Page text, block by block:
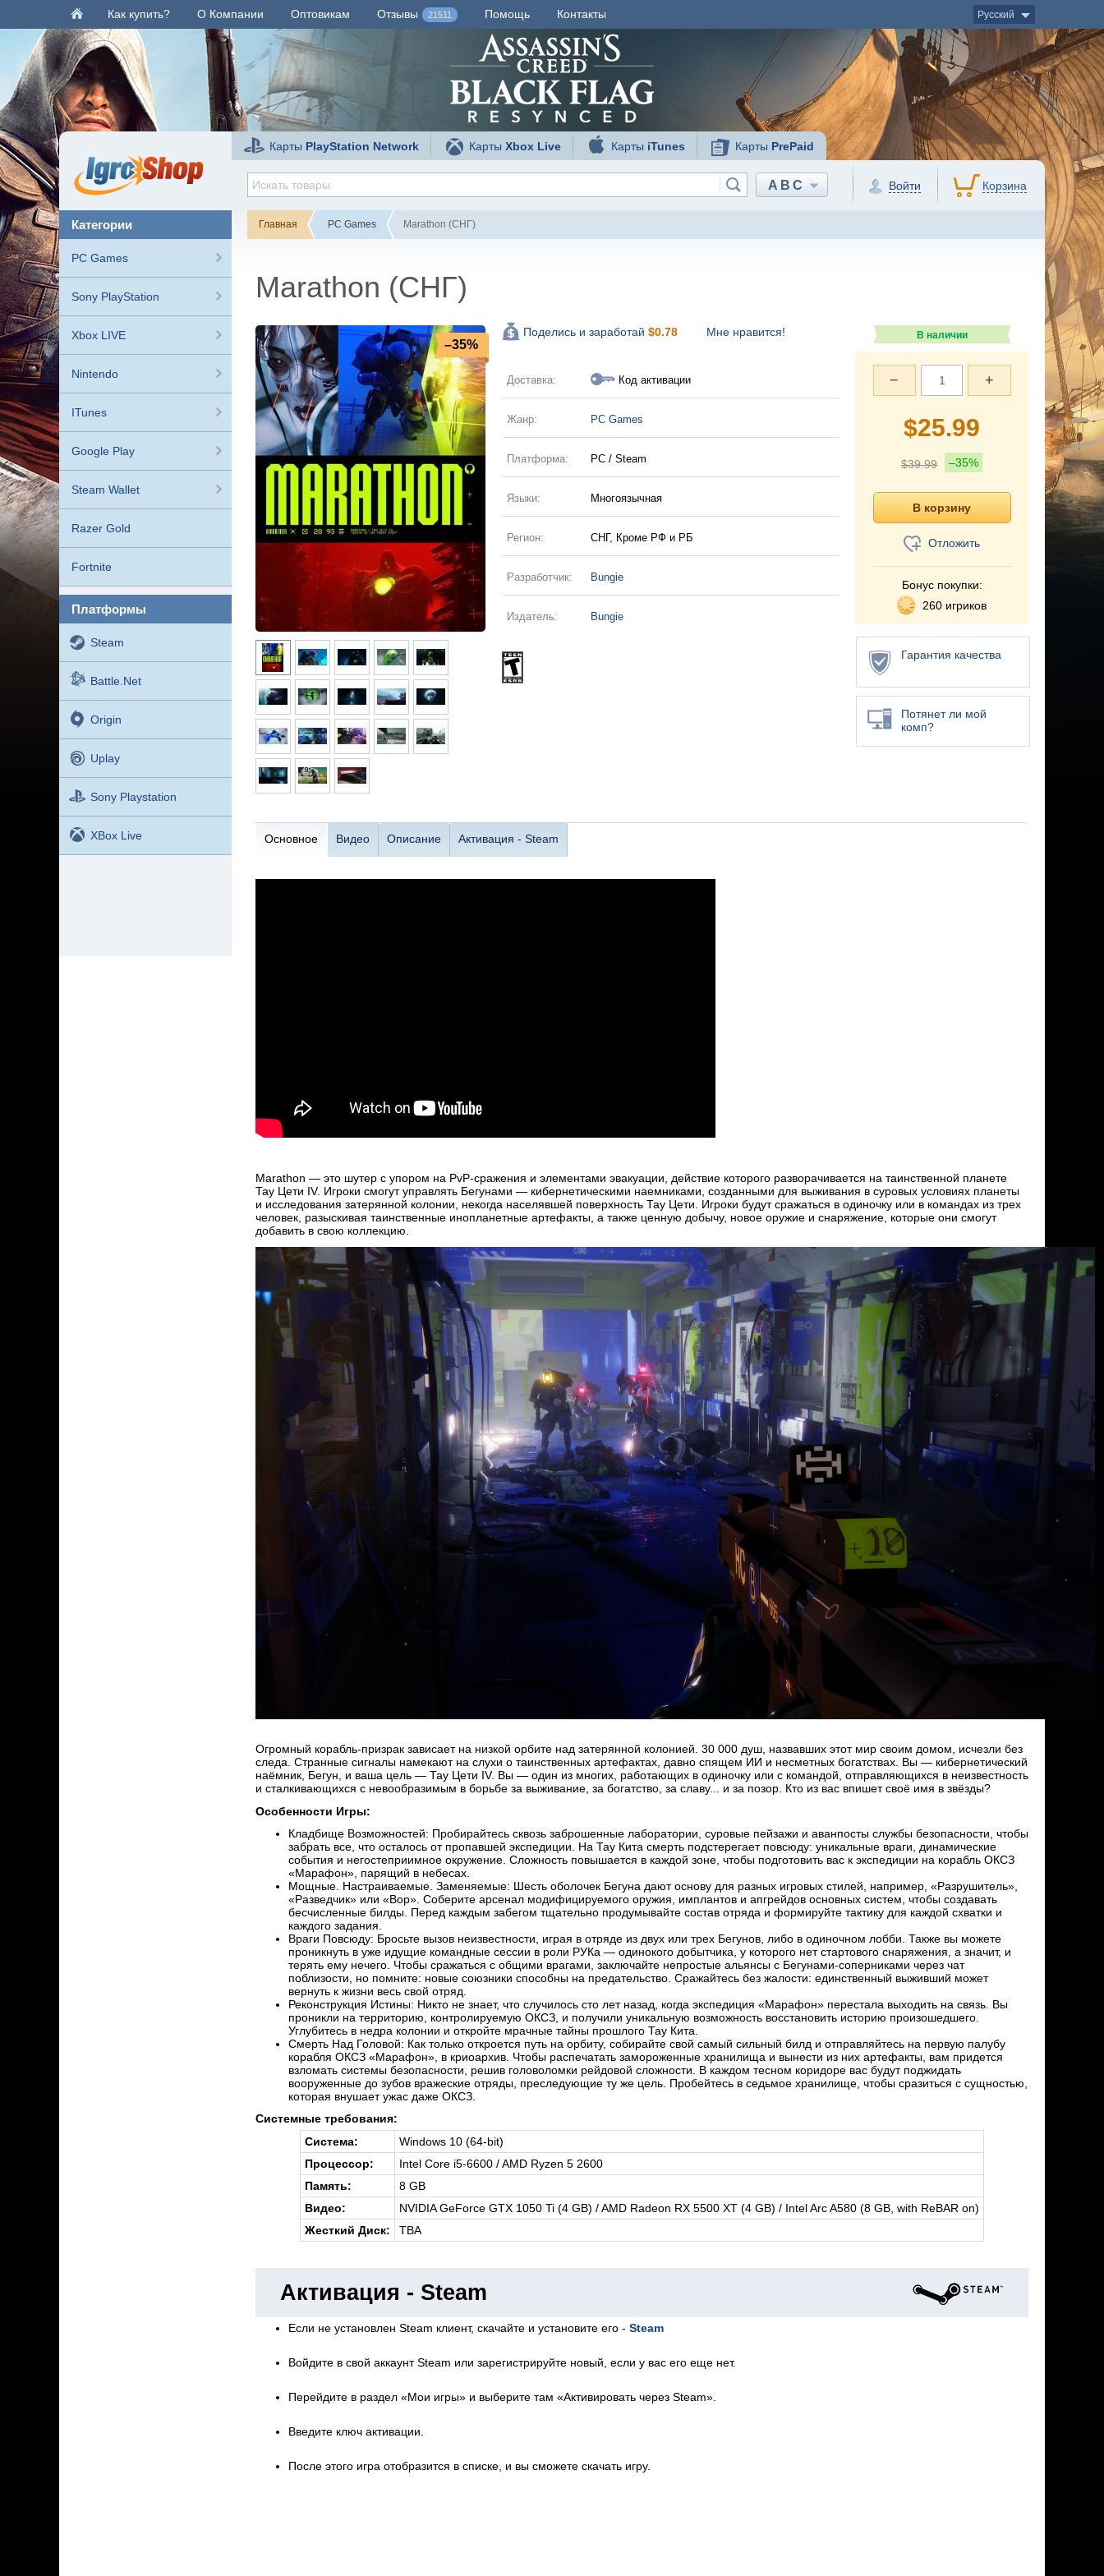
Как купить? О Компании Оптовикам Отзывы 21511 Помощь Контакты Русский
Карты PlayStation Network КартыXbox Live Карты iTunes Карты PrePaid
ABC Войти Корзина
категории
PC Games
Sony PlayStation
Xbox LIVE
Nintendo
ITunes
Google Play
Steam Wallet
Razer Gold
Fortnite
платформы
Steam
Battle.net
Origin
Uplay
Sony Playstation
XBox Live
Главная PC Games Marathon (СНГ)
Marathon (СНГ)
–35%
Мне нравится!
Поделись и заработай $0.78
Доставка: Код активации
Жанр: PC Games
Платформа: PC / Steam
Языки: Многоязычная
Регион: СНГ, Кроме РФ и РБ
Разработчик: Bungie
Издатель: Bungie
В наличии
+
−
$25.99
$39.99 –35%
Отложить
Бонус покупки:
260 игриков
Гарантия качества
Потянет ли мой
комп?
Основное Видео Описание Активация - Steam
Marathon — это шутер с упором на PvP-сражения и элементами эвакуации, действие которого разворачивается на таинственной планете
Тау Цети IV. Игроки смогут управлять Бегунами — кибернетическими наемниками, созданными для выживания в суровых условиях планеты
и исследования затерянной колонии, некогда населявшей поверхность Тау Цети. Игроки будут сражаться в одиночку или в командах из трех
человек, разыскивая таинственные инопланетные артефакты, а также ценную добычу, новое оружие и снаряжение, которые они смогут
добавить в свою коллекцию.
Огромный корабль-призрак зависает на низкой орбите над затерянной колонией. 30 000 душ, назвавших этот мир своим домом, исчезли без
следа. Странные сигналы намекают на слухи о таинственных артефактах, давно спящем ИИ и несметных богатствах. Вы — кибернетический
наёмник, Бегун, и ваша цель — Тау Цети IV. Вы — один из многих, работающих в одиночку или с командой, отправляющихся в неизвестность
и сталкивающихся с невообразимым в борьбе за выживание, за богатство, за славу... и за позор. Кто из вас впишет своё имя в звёзды?
Особенности Игры:
Кладбище Возможностей: Пробирайтесь сквозь заброшенные лаборатории, суровые пейзажи и аванпосты службы безопасности, чтобы
забрать все, что осталось от пропавшей экспедиции. На Тау Кита смерть подстерегает повсюду: уникальные враги, динамические
события и негостеприимное окружение. Сложность повышается в каждой зоне, чтобы подготовить вас к экспедиции на корабль ОКСЗ
«Марафон», парящий в небесах.
Мощные. Настраиваемые. Заменяемые: Шесть оболочек Бегуна дают основу для разных игровых стилей, например, «Разрушитель»,
«Разведчик» или «Вор». Соберите арсенал модифицируемого оружия, имплантов и апгрейдов основных систем, чтобы создавать
бесчисленные билды. Перед каждым забегом тщательно продумывайте состав отряда и формируйте тактику для каждой схватки и
каждого задания.
Враги Повсюду: Бросьте вызов неизвестности, играя в отряде из двух или трех Бегунов, либо в одиночном лобби. Также вы можете
проникнуть в уже идущие командные сессии в роли РУКа — одинокого добытчика, у которого нет стартового снаряжения, а значит, и
терять ему нечего. Чтобы сражаться с общими врагами, заключайте непростые альянсы с Бегунами-соперниками через чат
поблизости, но помните: новые союзники способны на предательство. Сражайтесь без жалости: единственный выживший может
вернуть к жизни весь свой отряд.
Реконструкция Истины: Никто не знает, что случилось сто лет назад, когда экспедиция «Марафон» перестала выходить на связь. Вы
проникли на территорию, контролируемую ОКСЗ, и получили уникальную возможность восстановить историю произошедшего.
Углубитесь в недра колонии и откройте мрачные тайны прошлого Тау Кита.
Смерть Над Головой: Как только откроется путь на орбиту, собирайте свой самый сильный билд и отправляйтесь на первую палубу
корабля ОКСЗ «Марафон», в криоархив. Чтобы распечатать замороженные хранилища и вынести из них артефакты, вам придется
взломать системы безопасности, решив головоломки рейдовой сложности. В каждом тесном коридоре вас будут поджидать
вооруженные до зубов вражеские отряды, преследующие ту же цель. Пробейтесь в седьмое хранилище, чтобы сразиться с сущностью,
которая внушает ужас даже ОКСЗ.
Системные требования:
Система:
Windows 10 (64-bit)
Процессор:
Intel Core i5-6600 / AMD Ryzen 5 2600
Память:
8 GB
Видео:
NVIDIA GeForce GTX 1050 Ti (4 GB) / AMD Radeon RX 5500 XT (4 GB) / Intel Arc A580 (8 GB, with ReBAR on)
Жесткий Диск:
TBA
Активация - Steam
Если не установлен Steam клиент, скачайте и установите его - Steam
Войдите в свой аккаунт Steam или зарегистрируйте новый, если у вас его еще нет.
Перейдите в раздел «Мои игры» и выберите там «Активировать через Steam».
Введите ключ активации.
После этого игра отобразится в списке, и вы сможете скачать игру.